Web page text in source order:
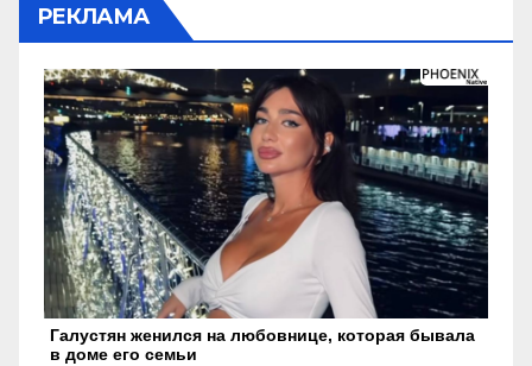
РЕКЛАМА
Галустян женился на любовнице, которая бывала
в доме его семьи